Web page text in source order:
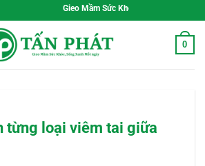
Gieo Mầm Sức Khỏe, Sống Xanh Mỗi Ngày
0
từng loại viêm tai giữa